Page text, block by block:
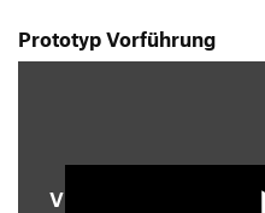
Prototyp Vorführung
Video starten